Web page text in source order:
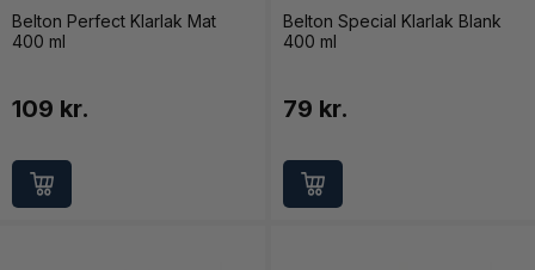
Belton Perfect Klarlak Mat
400 ml
109 kr.
Belton Special Klarlak Blank
400 ml
79 kr.